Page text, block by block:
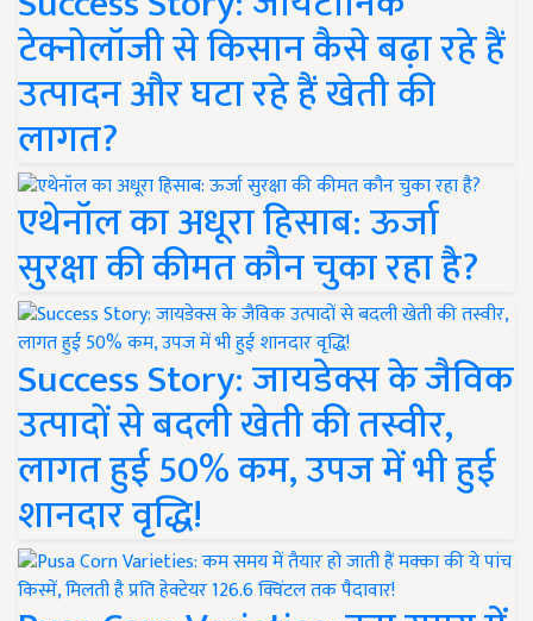
टेक्नोलॉजी से किसान कैसे बढ़ा रहे हैं
उत्पादन और घटा रहे हैं खेती की
लागत?
एथेनॉल का अधूरा हिसाब: ऊर्जा
सुरक्षा की कीमत कौन चुका रहा है?
Success Story: जायडेक्स के जैविक
उत्पादों से बदली खेती की तस्वीर,
लागत हुई 50% कम, उपज में भी हुई
शानदार वृद्धि!